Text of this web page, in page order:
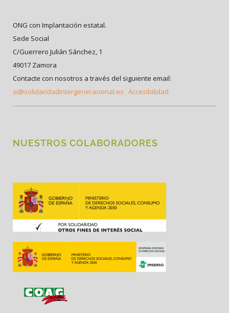
ONG con Implantación estatal.
Sede Social
C/Guerrero Julián Sánchez, 1
49017 Zamora
Contacte con nosotros a través del siguiente email:
si@solidaridadintergeneracional.es Accesibilidad
NUESTROS COLABORADORES